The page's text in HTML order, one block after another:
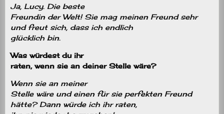
Ja, Lucy. Die beste
Freundin der Welt! Sie mag meinen Freund sehr
und freut sich, dass ich endlich
glücklich bin.
Was würdest du ihr
raten, wenn sie an deiner Stelle wäre?
Wenn sie an meiner
Stelle wäre und einen für sie perfekten Freund
hätte? Dann würde ich ihr raten,